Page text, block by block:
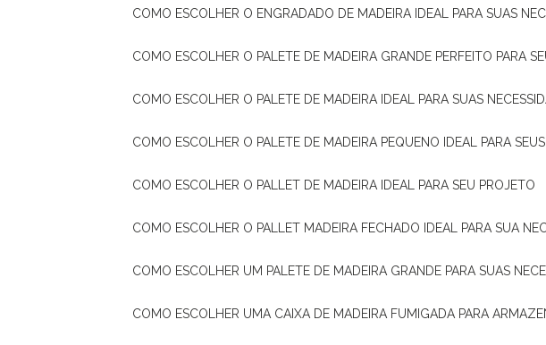
COMO ESCOLHER O ENGRADADO DE MADEIRA IDEAL PARA SUAS
COMO ESCOLHER O PALETE DE MADEIRA GRANDE PERFEITO PARA
COMO ESCOLHER O PALETE DE MADEIRA IDEAL PARA SUAS
COMO ESCOLHER O PALETE DE MADEIRA PEQUENO IDEAL PARA
COMO ESCOLHER O PALLET DE MADEIRA IDEAL PARA SEU PROJETO
COMO ESCOLHER O PALLET MADEIRA FECHADO IDEAL PARA SUA
COMO ESCOLHER UM PALETE DE MADEIRA GRANDE PARA SUAS
COMO ESCOLHER UMA CAIXA DE MADEIRA FUMIGADA PARA